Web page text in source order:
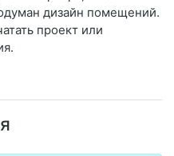
дизайн помещений.
проект или